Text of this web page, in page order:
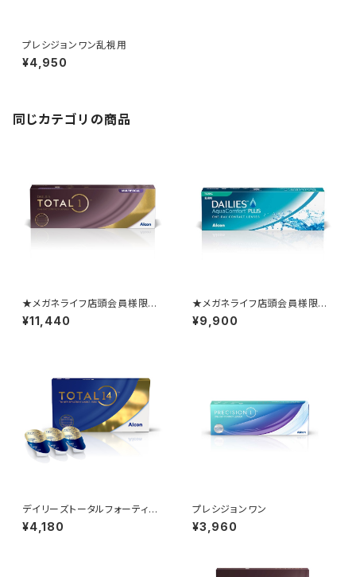
プレシジョンワン乱視用
¥4,950
同じカテゴリの商品
★メガネライフ店頭会員様限定
★ 1か月ごとの定期便 デイ
リーズトータルワン遠近両用2箱
¥11,440
★メガネライフ店頭会員様限定
★ 1か月ごとの定期便 デイ
リーズアクアコンフォートプラス
¥9,900
デイリーズトータルフォーティー
ン
¥4,180
プレシジョンワン
¥3,960